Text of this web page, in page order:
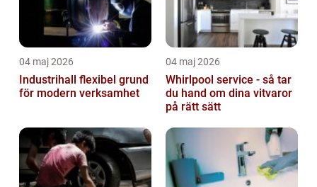
04 maj 2026
Industrihall flexibel grund
för modern verksamhet
04 maj 2026
Whirlpool service - så tar
du hand om dina vitvaror
på rätt sätt